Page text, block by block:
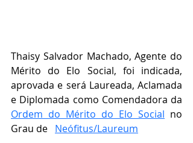
Thaisy Salvador Machado, Agente do
Mérito do Elo Social, foi indicada,
aprovada e será Laureada, Aclamada
Ordem do Mérito do Elo Social no
Grau de Neófitus/Laureum